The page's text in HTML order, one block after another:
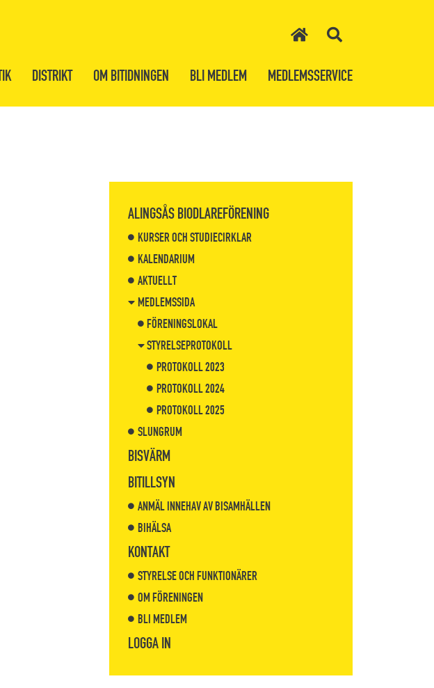
DISTRIKT OM BITIDNINGEN BLI MEDLEM MEDLEMSSERVICE
ALINGSÅS BIODLAREFÖRENING
KURSER OCH STUDIECIRKLAR
KALENDARIUM
AKTUELLT
MEDLEMSSIDA
FÖRENINGSLOKAL
STYRELSEPROTOKOLL
PROTOKOLL 2023
PROTOKOLL 2024
PROTOKOLL 2025
SLUNGRUM
BISVÄRM
BITILLSYN
ANMÄL INNEHAV AV BISAMHÄLLEN
BIHÄLSA
KONTAKT
STYRELSE OCH FUNKTIONÄRER
OM FÖRENINGEN
BLI MEDLEM
LOGGA IN